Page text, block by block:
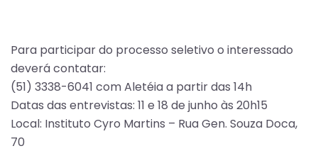
Para participar do processo seletivo o interessado
deverá contatar:
(51) 3338-6041 com Aletéia a partir das 14h
Datas das entrevistas: 11 e 18 de junho às 20h15
Local: Instituto Cyro Martins – Rua Gen. Souza Doca,
70